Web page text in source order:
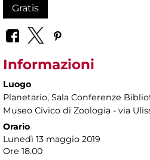
Gratis
Informazioni
Luogo
Planetario, Sala Conferenze
Museo Civico di Zoologia - via
Orario
Lunedì 13 maggio 2019
Ore 18.00